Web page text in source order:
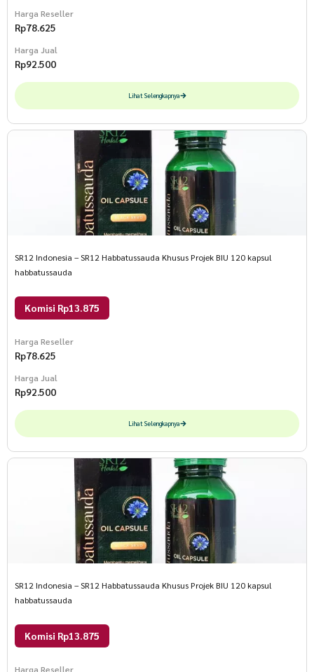
Harga Reseller
Rp78.625
Harga Jual
Rp92.500
Lihat Selengkapnya
SR12 Indonesia – SR12 Habbatussauda Khusus Projek BIU 120 kapsul
habbatussauda
Komisi Rp13.875
Harga Reseller
Rp78.625
Harga Jual
Rp92.500
Lihat Selengkapnya
SR12 Indonesia – SR12 Habbatussauda Khusus Projek BIU 120 kapsul
habbatussauda
Komisi Rp13.875
Harga Reseller